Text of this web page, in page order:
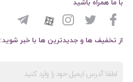
از تخفیف ها و جدیدترین ها با خبر شوید:
با ما همراه باشید